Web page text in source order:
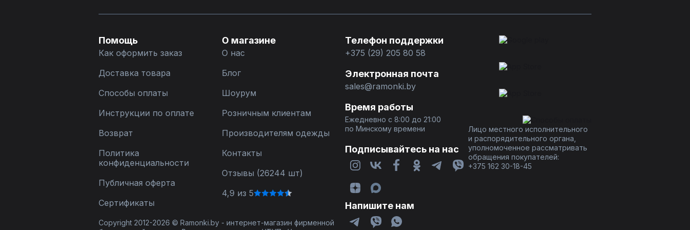
Помощь
Как оформить заказ
Доставка товара
Способы оплаты
Инструкции по оплате
Возврат
Политика
конфиденциальности
Публичная оферта
Сертификаты
О магазине
О нас
Блог
Шоурум
Розничным клиентам
Производителям одежды
Контакты
Отзывы (26244 шт)
4,9 из 5
Телефон поддержки
+375 (29) 205 80 58
Электронная почта
sales@ramonki.by
Время работы
Ежедневно с 8:00 до 21:00
по Минскому времени
Подписывайтесь на нас
Напишите нам
Лицо местного исполнительного
и распорядительного органа,
уполномоченное рассматривать
обращения покупателей:
+375 162 30-18-45
Copyright 2012-2026 © Ramonki.by - интернет-магазин фирменной